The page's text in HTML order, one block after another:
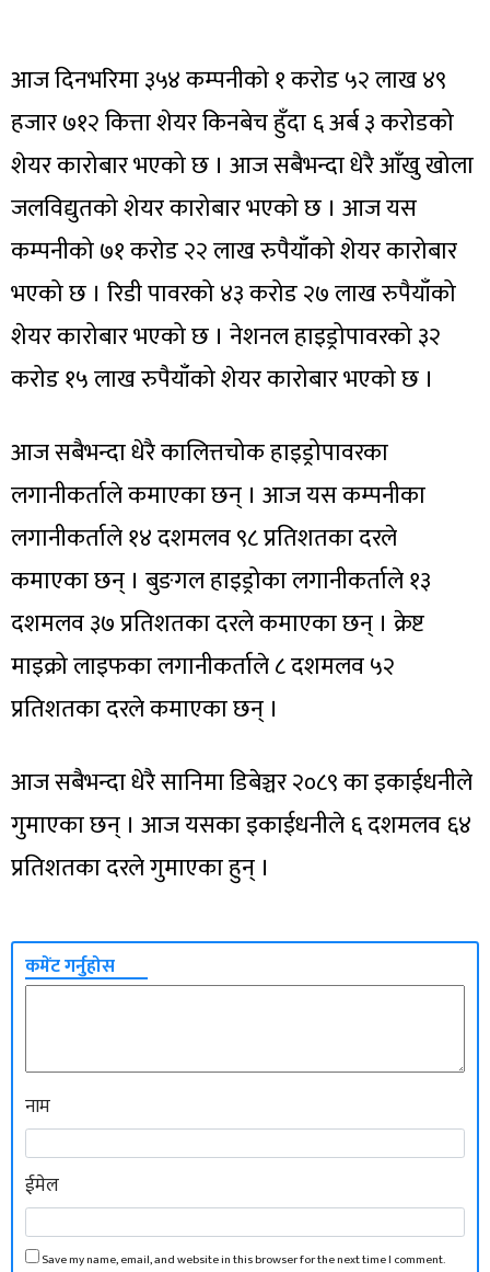
आज दिनभरिमा ३५४ कम्पनीको १ करोड ५२ लाख ४९
हजार ७१२ कित्ता शेयर किनबेच हुँदा ६ अर्ब ३ करोडको
शेयर कारोबार भएको छ । आज सबैभन्दा धेरै आँखु खोला
जलविद्युतको शेयर कारोबार भएको छ । आज यस
कम्पनीको ७१ करोड २२ लाख रुपैयाँको शेयर कारोबार
भएको छ । रिडी पावरको ४३ करोड २७ लाख रुपैयाँको
शेयर कारोबार भएको छ । नेशनल हाइड्रोपावरको ३२
करोड १५ लाख रुपैयाँको शेयर कारोबार भएको छ ।
आज सबैभन्दा धेरै कालित्तचोक हाइड्रोपावरका
लगानीकर्ताले कमाएका छन् । आज यस कम्पनीका
लगानीकर्ताले १४ दशमलव ९८ प्रतिशतका दरले
कमाएका छन् । बुङगल हाइड्रोका लगानीकर्ताले १३
दशमलव ३७ प्रतिशतका दरले कमाएका छन् । क्रेष्ट
माइक्रो लाइफका लगानीकर्ताले ८ दशमलव ५२
प्रतिशतका दरले कमाएका छन् ।
आज सबैभन्दा धेरै सानिमा डिबेञ्चर २०८९ का इकाईधनीले
गुमाएका छन् । आज यसका इकाईधनीले ६ दशमलव ६४
प्रतिशतका दरले गुमाएका हुन् ।
कमेंट गर्नुहोस
नाम
ईमेल
Save my name, email, and website in this browser for the next time I comment.